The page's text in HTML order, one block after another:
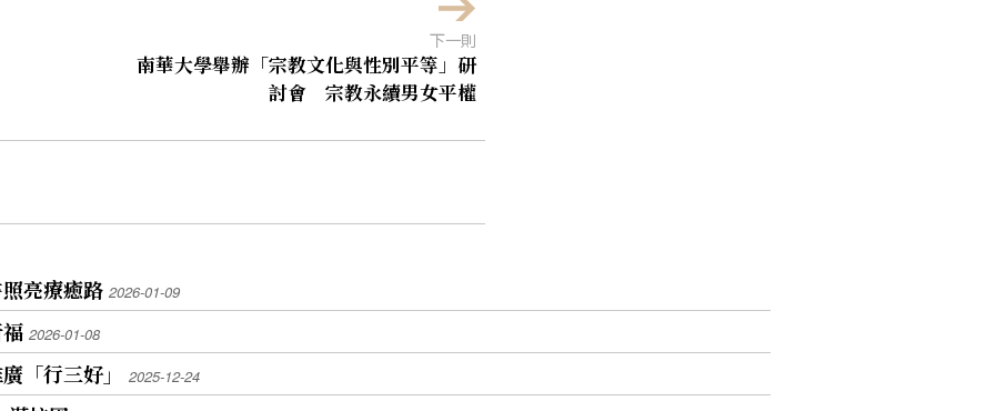
下一則
南華大學舉辦「宗教文化與性別平等」研
討會 宗教永續男女平權
亮療癒路 2026-01-09
2026-01-08
「行三好」 2025-12-24